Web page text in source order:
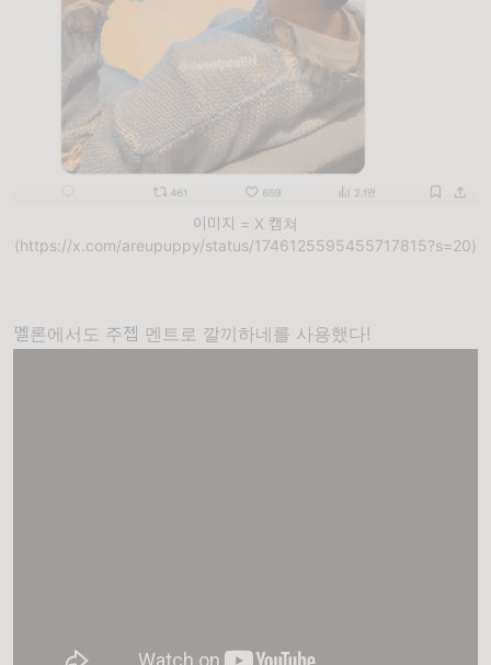
이미지 = X 캡쳐
(https://x.com/areupuppy/status/1746125595455717815?s=20)
멜론에서도 주젭 멘트로 깔끼하네를 사용했다!